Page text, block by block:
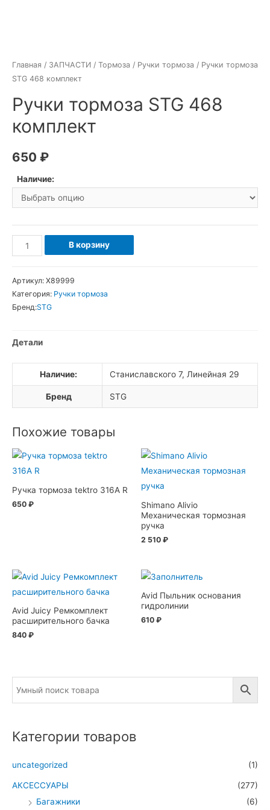
Главная / ЗАПЧАСТИ / Тормоза / Ручки тормоза / Ручки тормоза
STG 468 комплект
Ручки тормоза STG 468
комплект
650 ₽
Наличие:
Количество
товара
тормоза
STG
В корзину
Артикул: Х89999
Категория: Ручки тормоза
Бренд:STG
Детали
Наличие: Станиславского 7, Линейная 29
Бренд STG
Похожие товары
Ручка тормоза tektro 316A R
650 ₽
Shimano Alivio
Механическая тормозная
ручка
2 510 ₽
Avid Juicy Ремкомплект
расширительного бачка
840 ₽
Avid Пыльник основания
гидролинии
610 ₽
Категории товаров
uncategorized (1)
АКСЕССУАРЫ
(277)
Багажники
(6)